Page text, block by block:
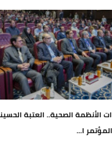
الأنظمة الصحية.. العتبة
ا...